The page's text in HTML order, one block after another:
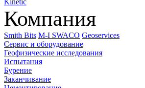
Компания
Smith Bits M-I SWACO Geoservices
Сервис и оборудование
Геофизические исследования
Испытания
Бурение
Заканчивание